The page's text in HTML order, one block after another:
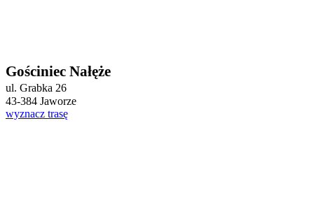
Gościniec Nałęże
ul. Grabka 26
43-384 Jaworze
wyznacz trasę